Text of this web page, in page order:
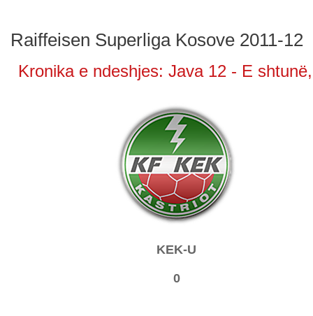
Raiffeisen Superliga Kosove 2011-12
Kronika e ndeshjes: Java 12 - E
KEK-U
0